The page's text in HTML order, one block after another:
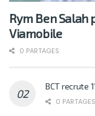
Rym Ben Salah
Viamobile
0 PARTAGES
BCT recrute
0 PARTAGES